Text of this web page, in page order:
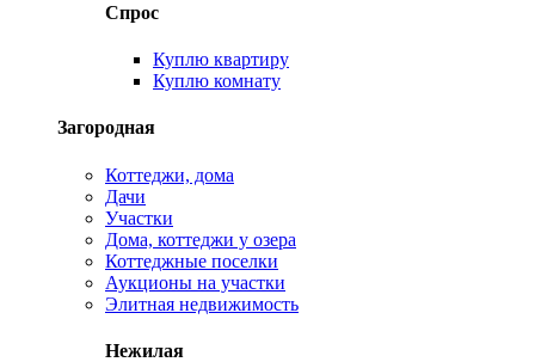
Спрос
Куплю квартиру
Куплю комнату
Загородная
Коттеджи, дома
Дачи
Участки
Дома, коттеджи у озера
Коттеджные поселки
Аукционы на участки
Элитная недвижимость
Нежилая